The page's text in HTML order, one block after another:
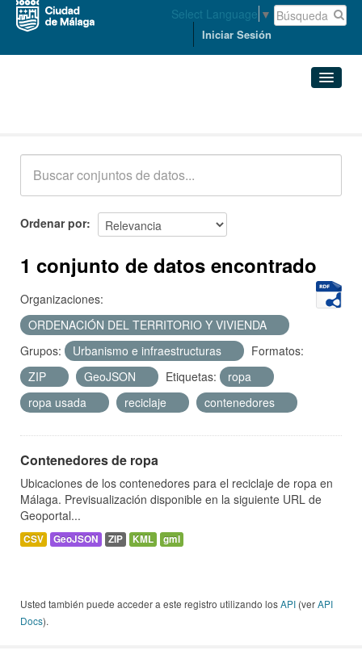
Select Language ▼
Iniciar Sesión
Acerca de
Ordenar por
1 conjunto de datos encontrado
Organizaciones:
ORDENACIÓN DEL TERRITORIO Y VIVIENDA
Grupos:
Urbanismo e infraestructuras
Formatos:
ZIP
GeoJSON Etiquetas:
ropa
ropa usada
reciclaje contenedores
Contenedores de ropa
Ubicaciones de los contenedores para el reciclaje de ropa en
Málaga. Previsualización disponible en la siguiente URL de
Geoportal...
CSV GeoJSON ZIP KML gml
Usted también puede acceder a este registro utilizando losAPI (verAPI
Docs).